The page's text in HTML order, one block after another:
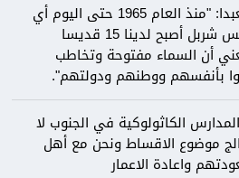
الراعي من قصر بعبدا: "منذ العام 1965 حتى اليوم أي
منذ تطويب القديس شربل أصبح لدينا 15 قديسا
أن السماء مفتوحة وتخاطب
بأنفسهم ووطنهم ودولتهم".
الكاثولوكية في الجنوب لا
موضوع الاقساط ونحن مع أهل
واعادة الاعمار